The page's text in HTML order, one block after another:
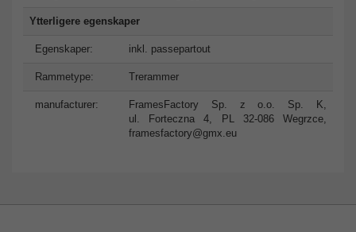
Ytterligere egenskaper
Egenskaper: inkl. passepartout
Rammetype: Trerammer
manufacturer:
FramesFactory Sp. z o.o. Sp. K,
ul. Forteczna 4, PL 32-086 Wegrzce,
framesfactory@gmx.eu